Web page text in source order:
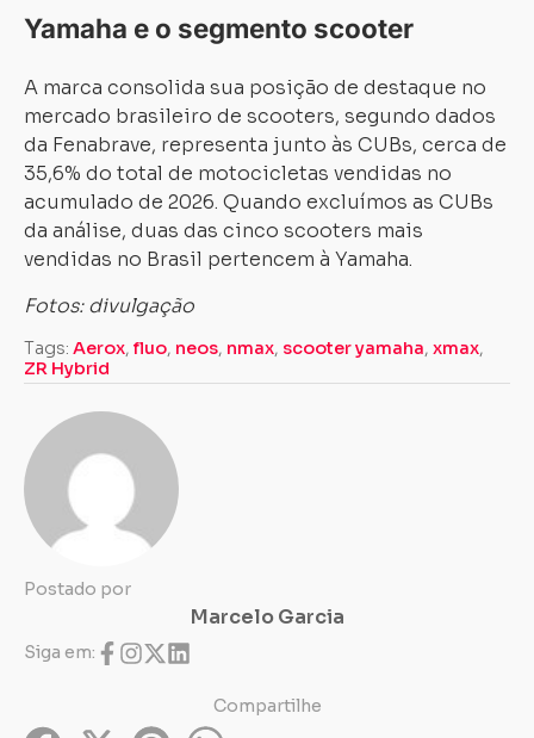
Yamaha e o segmento scooter
A marca consolida sua posição de destaque no
mercado brasileiro de scooters, segundo dados
da Fenabrave, representa junto às CUBs, cerca de
35,6% do total de motocicletas vendidas no
acumulado de 2026. Quando excluímos as CUBs
da análise, duas das cinco scooters mais
vendidas no Brasil pertencem à Yamaha.
Fotos: divulgação
Tags: Aerox, fluo, neos, nmax, scooter yamaha, xmax,
ZR Hybrid
Postado por
Marcelo Garcia
Siga em:
Compartilhe